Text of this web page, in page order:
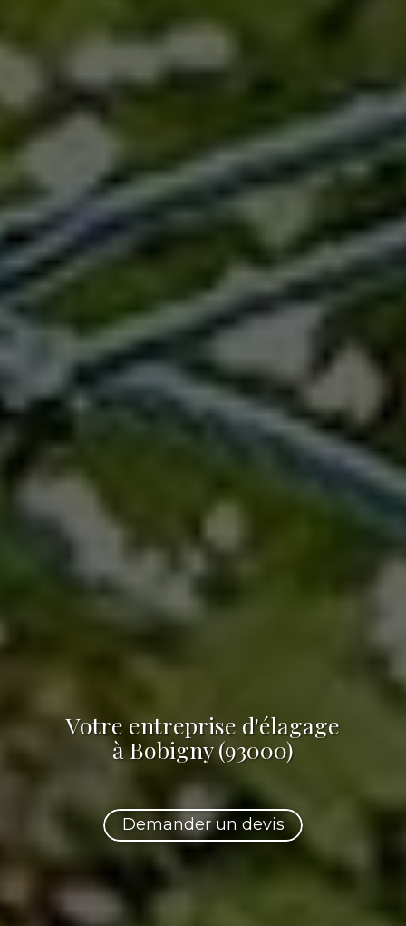
Votre entreprise d'élagage
à Bobigny (93000)
Demander un devis